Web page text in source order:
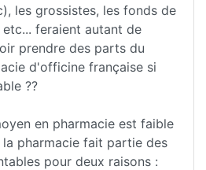
les grossistes, les fonds de
feraient autant de
prendre des parts du
d'officine française si
??
en pharmacie est faible
pharmacie fait partie des
pour deux raisons :